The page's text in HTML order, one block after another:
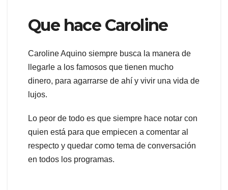
Que hace Caroline
Caroline Aquino siempre busca la manera de
llegarle a los famosos que tienen mucho
dinero, para agarrarse de ahí y vivir una vida de
lujos.
Lo peor de todo es que siempre hace notar con
quien está para que empiecen a comentar al
respecto y quedar como tema de conversación
en todos los programas.